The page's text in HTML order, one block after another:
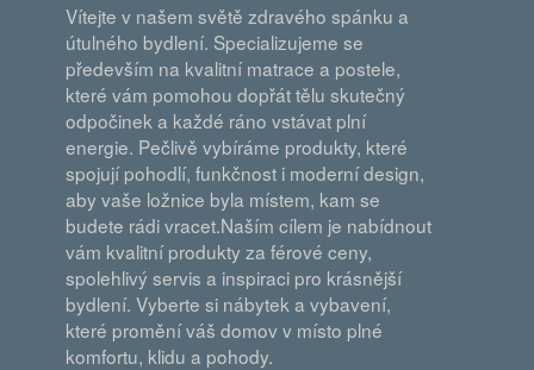
Vítejte v našem světě zdravého spánku a
útulného bydlení. Specializujeme se
především na kvalitní matrace a postele,
které vám pomohou dopřát tělu skutečný
odpočinek a každé ráno vstávat plní
energie. Pečlivě vybíráme produkty, které
spojují pohodlí, funkčnost i moderní design,
aby vaše ložnice byla místem, kam se
budete rádi vracet.Naším cílem je nabídnout
vám kvalitní produkty za férové ceny,
spolehlivý servis a inspiraci pro krásnější
bydlení. Vyberte si nábytek a vybavení,
které promění váš domov v místo plné
komfortu, klidu a pohody.